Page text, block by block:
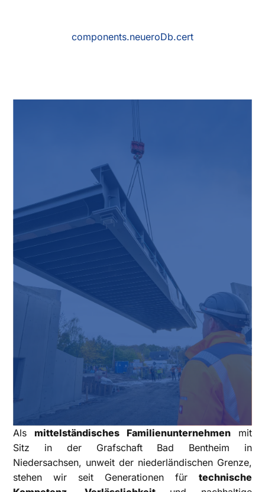
components.neueroDb.cert
Als mittelständisches Familienunternehmenmit
Sitz in der Grafschaft Bad Bentheim in
Niedersachsen, unweit der niederländischen Grenze,
stehen wir seit Generationen für technische